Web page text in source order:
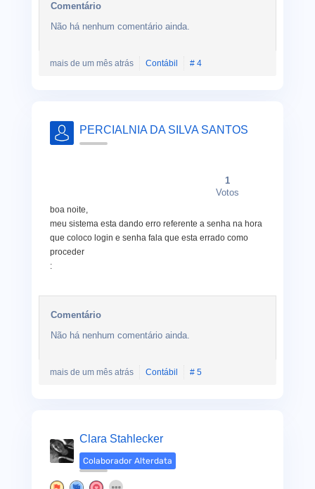
Comentário
Não há nenhum comentário ainda.
mais de um mês atrás Contábil # 4
PERCIALNIA DA SILVA SANTOS
1
Votos
boa noite,
meu sistema esta dando erro referente a senha na hora
que coloco login e senha fala que esta errado como
proceder
:
Comentário
Não há nenhum comentário ainda.
mais de um mês atrás Contábil # 5
Clara Stahlecker
Colaborador Alterdata